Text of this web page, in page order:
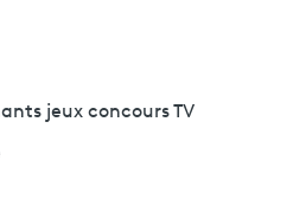
jeux concours TV